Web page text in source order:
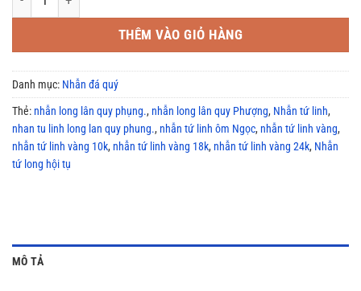
THÊM VÀO GIỎ HÀNG
Danh mục: Nhẫn đá quý
Thẻ: nhẫn long lân quy phụng., nhẫn long lân quy Phượng, Nhẫn tứ linh,
nhan tu linh long lan quy phung., nhẫn tứ linh ôm Ngọc, nhẫn tứ linh vàng,
nhẫn tứ linh vàng 10k, nhẫn tứ linh vàng 18k, nhẫn tứ linh vàng 24k, Nhẫn
tứ long hội tụ
MÔ TẢ